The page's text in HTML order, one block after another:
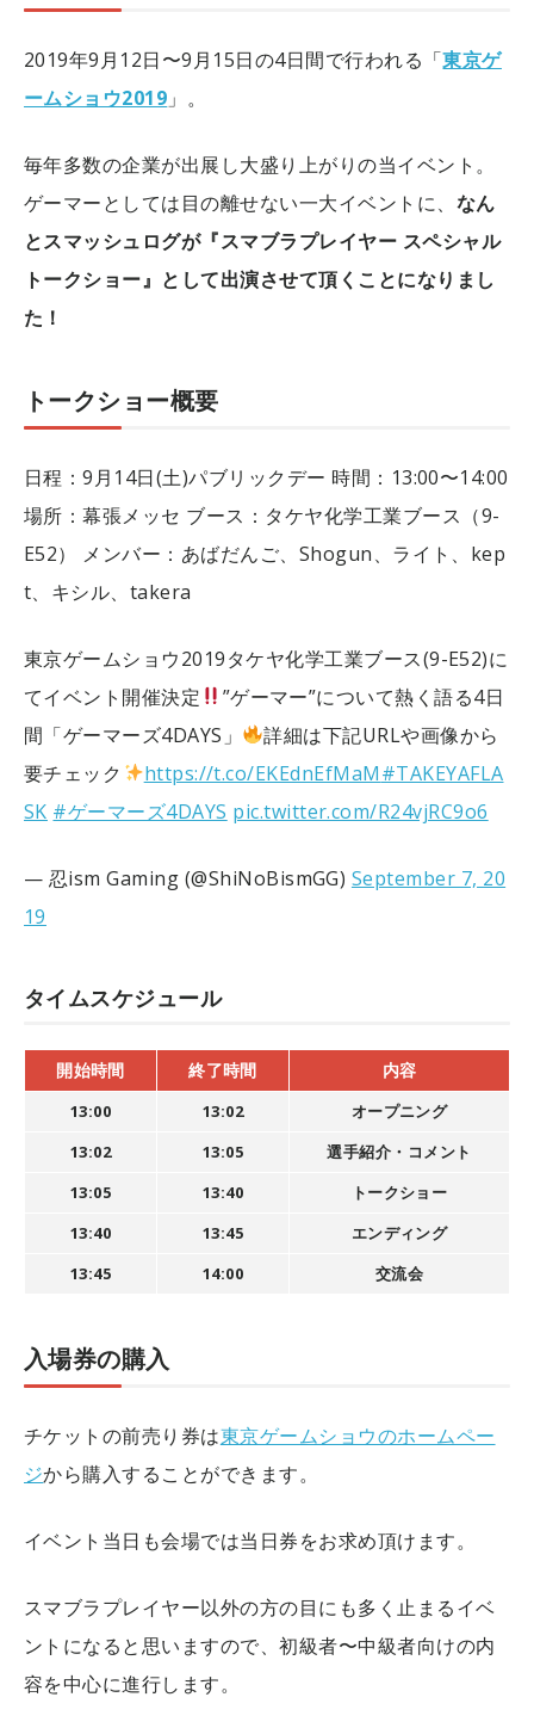
2019年9月12日〜9月15日の4日間で行われる「東京ゲ
ームショウ2019 」。
毎年多数の企業が出展し大盛り上がりの当イベント。
ゲーマーとしては目の離せない一大イベントに、 なん
とスマッシュログが『スマブラプレイヤー スペシャル
トークショー』として出演させて頂くことになりまし
た！
トークショー概要
日程：9月14日(土)パブリックデー 時間：13:00〜14:00
場所：幕張メッセ ブース：タケヤ化学工業ブース（9-
E52）
メンバー：あばだんご、Shogun、ライト、kep
t、キシル、takera
東京ゲームショウ2019タケヤ化学工業ブース(9-E52)に
てイベント開催決定
”ゲーマー”について熱く語る4日
間「ゲーマーズ4DAYS」
詳細は下記URLや画像から
要チェック
https://t.co/EKEdnEfMaM#TAKEYAFLA
SK #ゲーマーズ4DAYS pic.twitter.com/R24vjRC9o6
— 忍ism Gaming (@ShiNoBismGG) September 7, 20
19
タイムスケジュール
開始時間 終了時間 内容
13:00 13:02
オープニング
13:02
13:05
選手紹介・コメント
13:05
13:40
トークショー
13:40
13:45
エンディング
13:45
14:00 交流会
入場券の購入
チケットの前売り券は東京ゲームショウのホームペー
ジから購入することができます。
イベント当日も会場では当日券をお求め頂けます。
スマブラプレイヤー以外の方の目にも多く止まるイベ
ントになると思いますので、初級者〜中級者向けの内
容を中心に進行します。